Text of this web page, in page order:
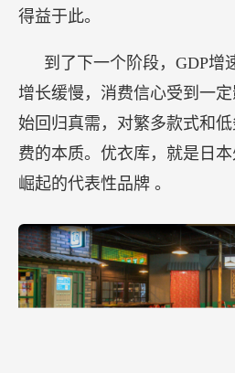
得益于此。
到了下一个阶段，GDP增
增长缓慢，消费信心受到一
始回归真需，对繁多款式和
费的本质。优衣库，就是日
崛起的代表性品牌 。